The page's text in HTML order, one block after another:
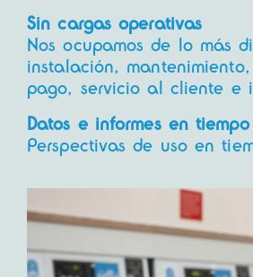
Sin cargas operativas
Nos ocupamos de lo más
instalación,
pago, servicio al cliente e
Datos e informes en
Perspectivas de uso en